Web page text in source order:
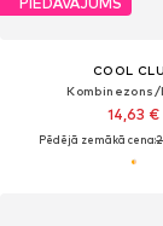
COOL
14,63 €
Pēdējā zemākā cena: